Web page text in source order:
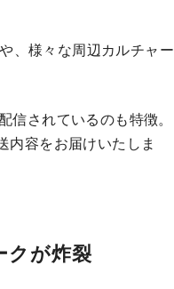
、様々な周辺カルチャー
されているのも特徴。
容をお届けいたしま
が炸裂